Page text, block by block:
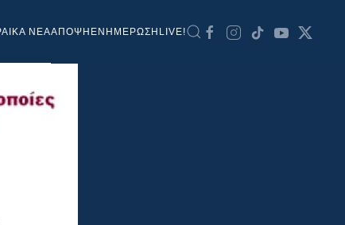
ΝΕΑΑΠΟΨΗ ΕΝΗΜΕΡΩΣΗ LIVE!